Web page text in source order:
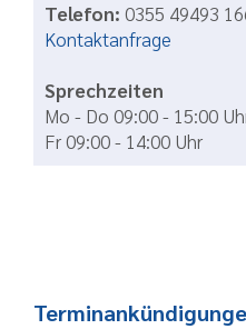
Telefon: 0355 49493
Kontaktanfrage
Sprechzeiten
Mo - Do 09:00 - 15:00
Fr 09:00 - 14:00 Uhr